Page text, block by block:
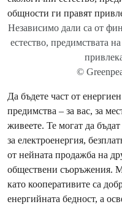
Независимо дали са от
естество, предимствата
©
Да бъдете част от
предимства – за вас, за
живеете. Те могат да
за електроенергия,
от нейната продажба на
обществени съоръжения.
като кооперативите са
енергийната бедност, а